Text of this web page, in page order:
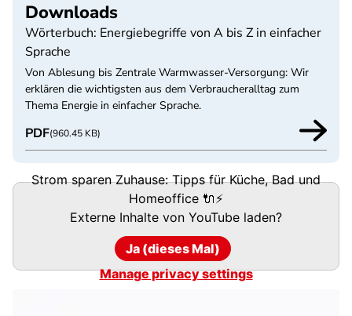
Downloads
Wörterbuch: Energiebegriffe von A bis Z in einfacher
Sprache
Von Ablesung bis Zentrale Warmwasser-Versorgung: Wir
erklären die wichtigsten aus dem Verbraucheralltag zum
Thema Energie in einfacher Sprache.
PDF(960.45 KB)
Strom sparen Zuhause: Tipps für Küche, Bad und
Homeoffice 🔌⚡
Externe Inhalte von YouTube laden?
Ja (dieses Mal)
Manage privacy settings